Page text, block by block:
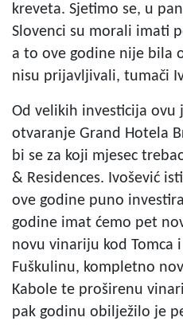
kreveta. Sjetimo se, u
Slovenci su morali imati
a to ove godine nije bila
nisu prijavljivali, tumači
Od velikih investicija ovu
otvaranje Grand Hotela
bi se za koji mjesec
& Residences. Ivošević
ove godine puno
godine imat ćemo pet
novu vinariju kod Tomca
Fuškulinu, kompletno
Kabole te proširenu
pak godinu obilježilo je